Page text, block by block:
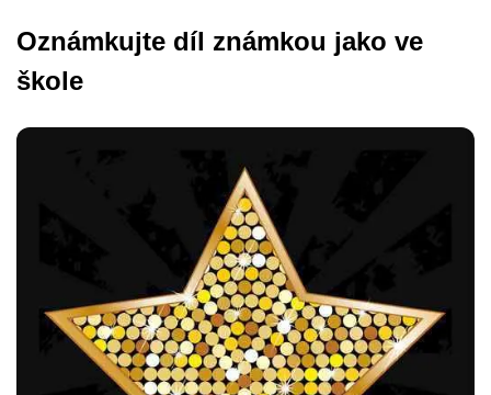
Oznámkujte díl známkou jako ve
škole